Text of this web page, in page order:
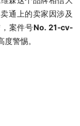
通上的卖家因涉及
案件号No. 21‐cv‐
警惕。